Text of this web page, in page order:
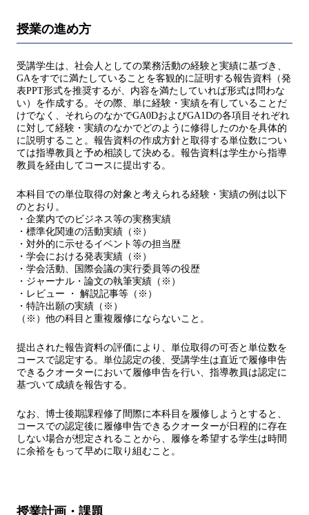
授業の進め方
受講学生は、社会人としての業務活動の経験と実績に基づき、
GAをすでに満たしていることを客観的に証明する報告資料（発
表PPT形式を推奨するが、内容を満たしていれば形式は問わな
い）を作成する。その際、単に経験・実績を有していることだ
けでなく、それらのなかでGA0DおよびGA1Dの各項目それぞれ
に対して経験・実績のなかでどのように修得したのかを具体的
に説明すること。報告資料の作成方針と取得する単位数につい
ては指導教員と予め相談して決める。報告資料は学生から指導
教員を経由してコースに提出する。
本科目での単位取得の対象と考えられる経験・実績の例は以下
のとおり。
・企業内でのビジネス等の実務実績
・標準化関連の活動実績（※）
・対外的に示せるイベント等の担当歴
・学会における発表実績（※）
・学会活動、国際会議の実行委員等の役歴
・ジャーナル・論文の執筆実績（※）
・レビュー ・ 解説記事等（※）
・特許出願の実績（※）
（※）他の科目と重複履修にならないこと。
提出された報告資料の評価により、単位取得の可否と単位数を
コースで認定する。単位認定の後、受講学生は直近で履修申告
できるクオーターにおいて履修申告を行い、指導教員は認定に
基づいて成績を報告する。
なお、博士後期課程修了間際に本科目を履修しようとすると、
コースでの認定後に履修申告できるクオーターが日程的に存在
しない場合が想定されることから、履修を希望する学生は時間
に余裕をもって早めに取り組むこと。
授業計画・課題